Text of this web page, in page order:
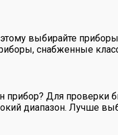
выбирайте
снабженные
прибор? Для
диапазон. Лучше